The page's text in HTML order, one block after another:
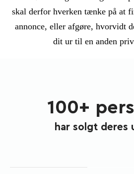
skal derfor hverken tænke på at
annonce, eller afgøre, hvorvidt
dit ur til en anden
100+
har solgt deres